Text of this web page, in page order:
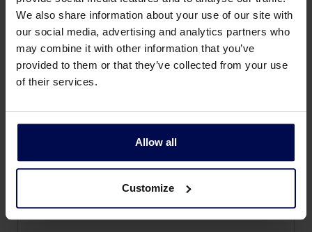
We also share information about your use of our site with
our social media, advertising and analytics partners who
may combine it with other information that you’ve
provided to them or that they’ve collected from your use
of their services.
Allow all
Customize
Fábrica de chocolate